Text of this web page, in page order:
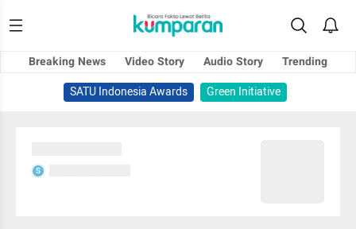
Breaking News Video Story Audio Story
Trending
SATU Indonesia Awards
Green Initiative
S